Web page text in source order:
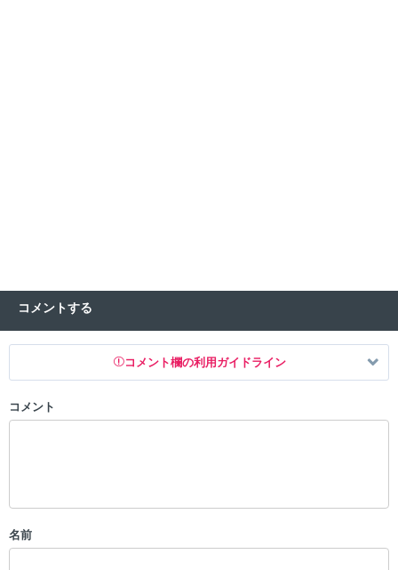
コメントする
コメント欄の利用ガイドライン
以下の書き込みを禁止とし、場合によってはコメント削除や書き込み制
・一度削除された投稿を再び投稿すること
コメント
名前